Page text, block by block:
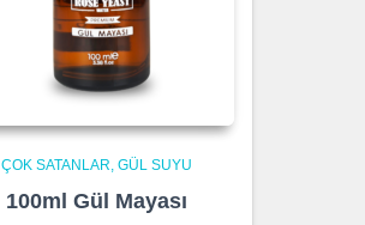
ÇOK SATANLAR GÜL SUYU
100ml Gül Mayası